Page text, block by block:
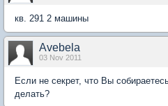
кв. 291 2 машины
Avebela
03 Nov 2011
Если не секрет, что Вы
делать?